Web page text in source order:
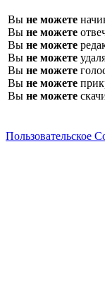
Вы не можете
Вы не можете
Вы не можете
Вы не можете
Вы не можете
Вы не можете
Вы не можете
Пользовательское